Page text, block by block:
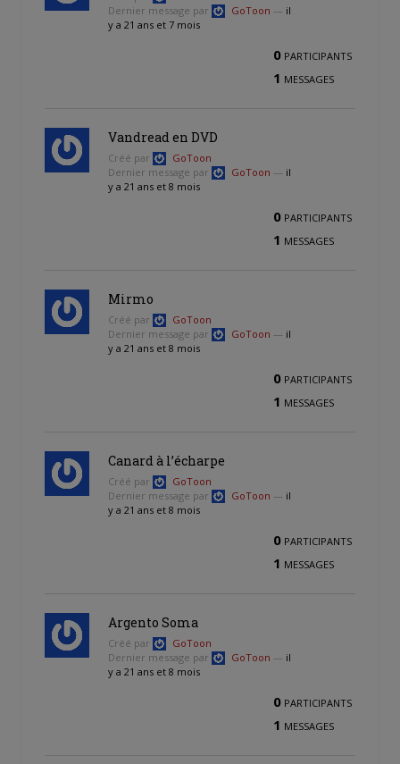
Dernier message par
GoToon — il
y a 21 ans et 7 mois
0 PARTICIPANTS
1 MESSAGES
Vandread en DVD
Créé par
GoToon
Dernier message par
GoToon — il
y a 21 ans et 8 mois
0 PARTICIPANTS
1 MESSAGES
Mirmo
Créé par
GoToon
Dernier message par
GoToon — il
y a 21 ans et 8 mois
0 PARTICIPANTS
1 MESSAGES
Canard à l’écharpe
Créé par
GoToon
Dernier message par
GoToon — il
y a 21 ans et 8 mois
0 PARTICIPANTS
1 MESSAGES
Argento Soma
Créé par
GoToon
Dernier message par
GoToon — il
y a 21 ans et 8 mois
0 PARTICIPANTS
1 MESSAGES